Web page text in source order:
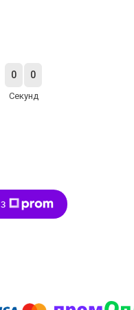
0 0
Секунд